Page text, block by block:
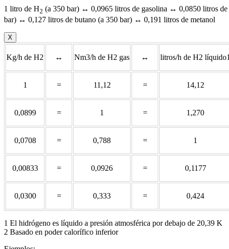
1 litro de H2 (a 350 bar) ↔ 0,0965 litros de gasolina ↔ 0,0850 litros
bar) ↔ 0,127 litros de butano (a 350 bar) ↔ 0,191 litros de metanol
X
Kg/h de H2 ↔ Nm3/h de H2 gas ↔ litros/h de H2
1 = 11,12 = 14,12
0,0899 = 1 = 1,270
0,0708 = 0,788 = 1
0,00833 = 0,0926 = 0,1177
0,0300 = 0,333 = 0,424
1 El hidrógeno es líquido a presión atmosférica por debajo de 20,39 K
2 Basado en poder calorífico inferior